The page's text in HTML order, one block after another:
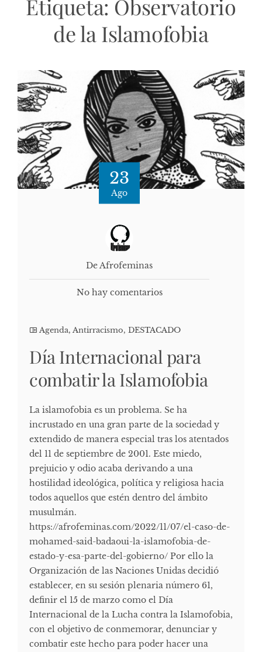
Etiqueta: Observatorio
de la Islamofobia
23
Ago
De Afrofeminas
No hay comentarios
Agenda, Antirracismo, DESTACADO
Día Internacional para
combatir la Islamofobia
La islamofobia es un problema. Se ha
incrustado en una gran parte de la sociedad y
extendido de manera especial tras los atentados
del 11 de septiembre de 2001. Este miedo,
prejuicio y odio acaba derivando a una
hostilidad ideológica, política y religiosa hacia
todos aquellos que estén dentro del ámbito
musulmán.
https://afrofeminas.com/2022/11/07/el-caso-de-
mohamed-said-badaoui-la-islamofobia-de-
estado-y-esa-parte-del-gobierno/ Por ello la
Organización de las Naciones Unidas decidió
establecer, en su sesión plenaria número 61,
definir el 15 de marzo como el Día
Internacional de la Lucha contra la Islamofobia,
con el objetivo de conmemorar, denunciar y
combatir este hecho para poder hacer una